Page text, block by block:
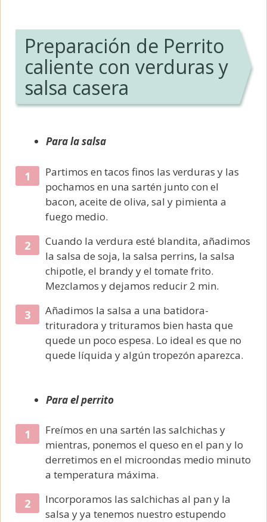
Preparación de Perrito
caliente con verduras y
salsa casera
Para la salsa
Partimos en tacos finos las verduras y las
pochamos en una sartén junto con el
bacon, aceite de oliva, sal y pimienta a
fuego medio.
Cuando la verdura esté blandita, añadimos
la salsa de soja, la salsa perrins, la salsa
chipotle, el brandy y el tomate frito.
Mezclamos y dejamos reducir 2 min.
Añadimos la salsa a una batidora-
trituradora y trituramos bien hasta que
quede un poco espesa. Lo ideal es que no
quede líquida y algún tropezón aparezca.
Para el perrito
Freímos en una sartén las salchichas y
mientras, ponemos el queso en el pan y lo
derretimos en el microondas medio minuto
a temperatura máxima.
Incorporamos las salchichas al pan y la
salsa y ya tenemos nuestro estupendo